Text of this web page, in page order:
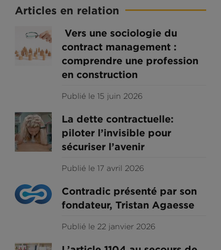
Articles en relation
Vers une sociologie du
contract management :
comprendre une profession
en construction
Publié le 15 juin 2026
La dette contractuelle:
piloter l’invisible pour
sécuriser l’avenir
Publié le 17 avril 2026
Contradic présenté par son
fondateur, Tristan Agaesse
Publié le 22 janvier 2026